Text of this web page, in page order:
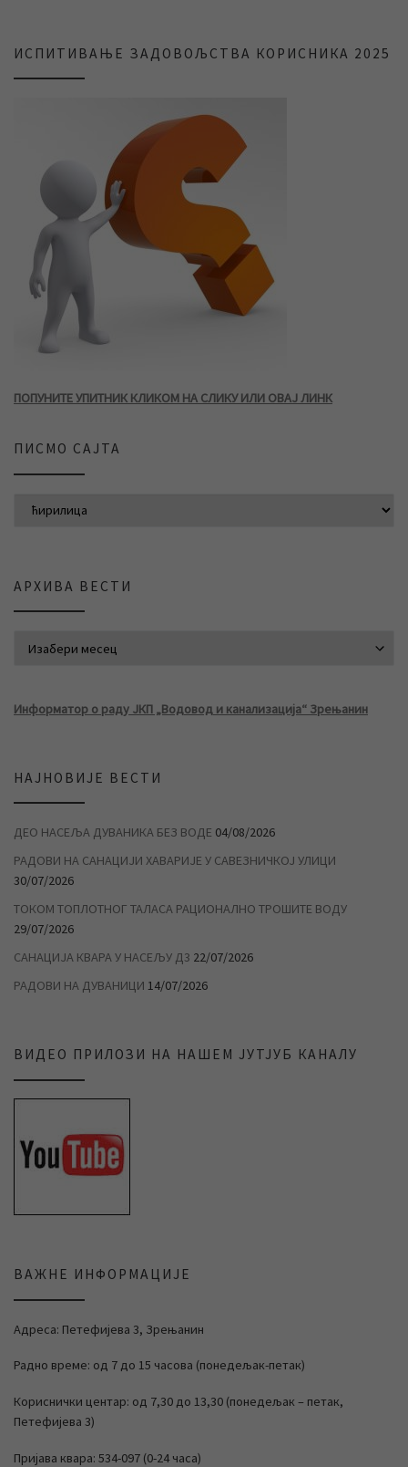
ИСПИТИВАЊЕ ЗАДОВОЉСТВА КОРИСНИКА 2025
ПОПУНИТЕ УПИТНИК КЛИКОМ НА СЛИКУ ИЛИ ОВАЈ ЛИНК
ПИСМО САЈТА
АРХИВА ВЕСТИ
Информатор о раду ЈКП „Водовод и канализација“ Зрењанин
НАЈНОВИЈЕ ВЕСТИ
ДЕО НАСЕЉА ДУВАНИКА БЕЗ ВОДЕ 04/08/2026
РАДОВИ НА САНАЦИЈИ ХАВАРИЈЕ У САВЕЗНИЧКОЈ УЛИЦИ
30/07/2026
ТОКОМ ТОПЛОТНОГ ТАЛАСА РАЦИОНАЛНО ТРОШИТЕ ВОДУ
29/07/2026
САНАЦИЈА КВАРА У НАСЕЉУ Д3 22/07/2026
РАДОВИ НА ДУВАНИЦИ 14/07/2026
ВИДЕО ПРИЛОЗИ НА НАШЕМ ЈУТЈУБ КАНАЛУ
ВАЖНЕ ИНФОРМАЦИЈЕ
Адреса: Петефијева 3, Зрењанин
Радно време: од 7 до 15 часова (понедељак-петак)
Кориснички центар: од 7,30 до 13,30 (понедељак – петак,
Петефијева 3)
Пријава квара: 534-097 (0-24 часа)